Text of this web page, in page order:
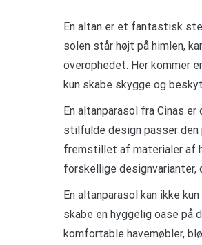
En altan er et fantastisk
solen står højt på himlen,
overophedet. Her kommer
kun skabe skygge og
En altanparasol fra Cinas
stilfulde design passer
fremstillet af materialer af
forskellige
En altanparasol kan ikke
skabe en hyggelig oase på
komfortable havemøbler,